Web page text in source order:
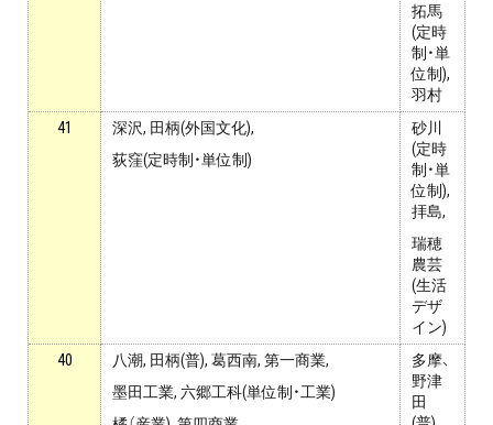
拓馬
(定時
制・単
位制),
羽村
41
深沢, 田柄(外国文化),
荻窪(定時制・単位制)
砂川
(定時
制・単
位制),
拝島,
瑞穂
農芸
(生活
デザ
イン)
40
八潮, 田柄(普), 葛西南, 第一商業,
墨田工業, 六郷工科(単位制・工業)
多摩、
野津
田